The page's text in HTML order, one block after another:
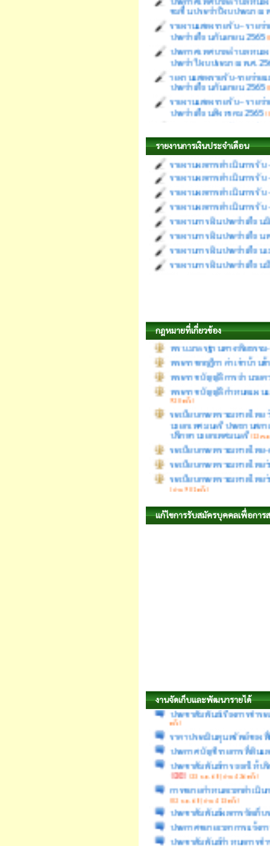
รายงานแสดงรายรับ – ราย
ประจำเดือน กันยายน 2565
ประกาศเทศบาลตำบลหนอง
ประจำปีงบประมาณ พ.ศ
ายงานแสดงรายรับ-รายจ่า
ประจำเดือน กันยายน 2565
รายงานแสดงรายรับ – ราย
ประจำเดือน สิงหาคม 2565
รายงานแสดงรายรับ-รายจ่
ประจำเดือน สิงหาคม 2565
2565 ประจำเดือน สิงหาคม
ประกาศเทศบาลตำบลหนอง
ประจำปีงบประมาณ พ.ศ
รายงานการเงินประจำเดือน
รายงานผลการดำเนินการรั
รายงานผลการดำเนินการรั
รายงานผลการดำเนินการรั
รายงานผลการดำเนินการรั
รายงานผลการดำเนินการรั
รายงานการเงินประจำเดือ
รายงานการเงินประจำเดือ
รายงานการเงินประจำเดือ
รายงานการเงินประจำเดือ
กฎหมายที่เกี่ยวข้อง
พรบ.มาตรฐานทางจริยธรร
พระราชกฤฎีกา ค่าเช่าบ้าน
พระราชบัญญัติการอํานวย
พระราชบัญญัติกำหนดแผน
920 ครั้ง)
ระเบียบกระทรวงมหาดไทย
นายกเทศมนตรี ประธานสภ
ปรึกษานายกเทศมนตรี(12 พ.
ระเบียบกระทรวงมหาดไท
ระเบียบกระทรวงมหาดไท
ระเบียบกระทรวงมหาดไ
| อ่าน 901 ครั้ง)
แก้ไขการรับสมัครบุคคลเพื่อการ
งานจัดเก็บและพัฒนารายได้
ประชาสัมพันธ์เรื่องการชำร
ครั้ง)
ราคาประเมินทุนทรัพย์ของ
ประกาศบัญชีรายการที่ดินแ
ประชาสัมพันธ์การออกให้บ
(23 ธ.ค. 68 | อ่าน 426 ครั้ง)
การขยายกำหนดเวลาดำเ
(02 ธ.ค. 68 | อ่าน 413 ครั้ง)
ประชาสัมพันธ์ผลการจัดเก็
ประกาศขยายเวลาการแจ้ง
ประชาสัมพันธ์กำหนดการ
ประชาสัมพันธ์กลุ่มภาษีที่ดิ